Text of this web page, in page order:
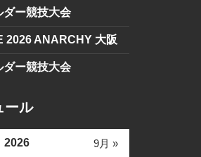
ダー競技大会
2026 ANARCHY 大阪
ダー競技大会
ール
2026 9月 »